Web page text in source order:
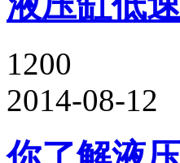
1200
2014-08-12